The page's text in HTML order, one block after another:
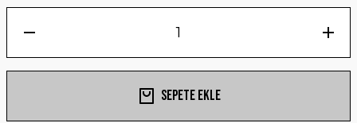
Sepete Ekle